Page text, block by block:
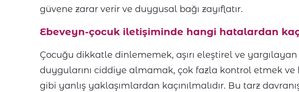
güvene zarar verir ve duygusal bağı zayıflatır.
Ebeveyn-çocuk iletişiminde hangi hatalardan
Çocuğu dikkatle dinlememek, aşırı eleştirel ve
duygularını ciddiye almamak, çok fazla kontrol etmek ve
gibi yanlış yaklaşımlardan kaçınılmalıdır. Bu tarz